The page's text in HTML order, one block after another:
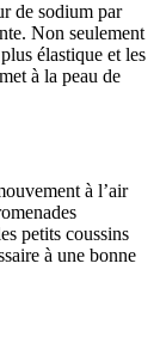
de sodium par
Non seulement
élastique et les
à la peau de
à l’air
petits coussins
à une bonne